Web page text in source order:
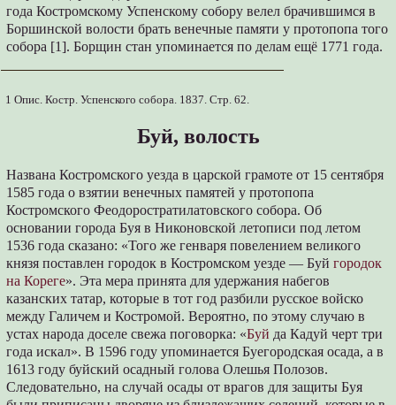
года Костромскому Успенскому собору велел брачившимся в
Боршинской волости брать венечные памяти у протопопа того
собора [1]. Борщин стан упоминается по делам ещё 1771 года.
1 Опис. Костр. Успенского собора. 1837. Стр. 62.
Буй, волость
Названа Костромского уезда в царской грамоте от 15 сентября
1585 года о взятии венечных памятей у протопопа
Костромского Феодоростратилатовского собора. Об
основании города Буя в Никоновской летописи под летом
1536 года сказано: «Того же генваря повелением великого
князя поставлен городок в Костромском уезде — Буйгородок
на Кореге». Эта мера принята для удержания набегов
казанских татар, которые в тот год разбили русское войско
между Галичем и Костромой. Вероятно, по этому случаю в
устах народа доселе свежа поговорка: «Буй да Кадуй черт три
года искал». В 1596 году упоминается Буегородская осада, а в
1613 году буйский осадный голова Олешья Полозов.
Следовательно, на случай осады от врагов для защиты Буя